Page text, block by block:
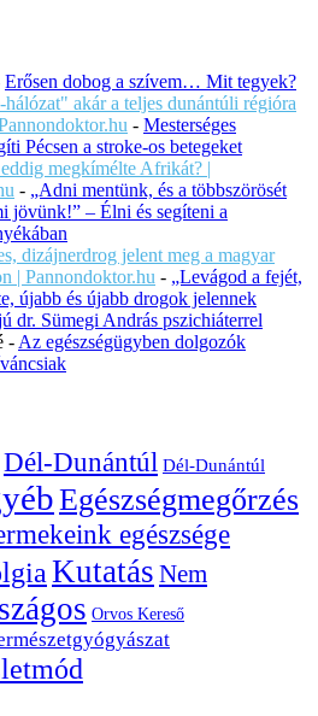
Erősen dobog a szívem… Mit tegyek?
akár a teljes dunántúli régióra
- Mesterséges
Pécsen a stroke-os betegeket
megkímélte Afrikát? |
- „Adni mentünk, és a többszörösét
jövünk!” – Élni és segíteni a
dizájnerdrog jelent meg a magyar
| Pannondoktor.hu - „Levágod a fejét,
újabb és újabb drogok jelennek
dr. Sümegi András pszichiáterrel
- Az egészségügyben dolgozók
Dél-Dunántúl Dél-Dunántúl
Egészségmegőrzés
egészsége
Kutatás Nem
Orvos Kereső